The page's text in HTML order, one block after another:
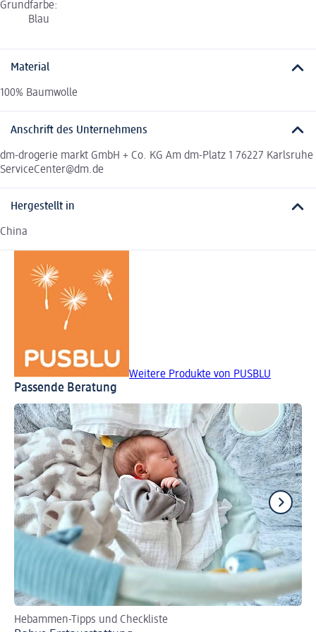
Grundfarbe:
Blau
Material
100% Baumwolle
Anschrift des Unternehmens
dm-drogerie markt GmbH + Co. KG Am dm-Platz 1 76227 Karlsruhe
ServiceCenter@dm.de
Hergestellt in
China
Weitere Produkte von PUSBLU
Passende Beratung
Hebammen-Tipps und Checkliste